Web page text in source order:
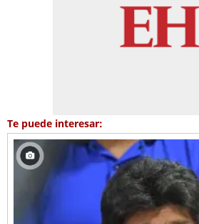
Te puede interesar: